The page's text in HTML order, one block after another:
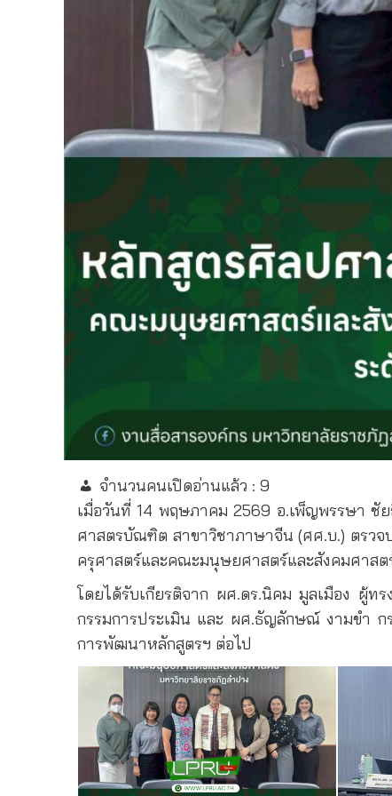
จำนวนคนเปิดอ่านแล้ว : 9
เมื่อวันที่ 14 พฤษภาคม 2569 อ.เพ็ญพรรษา ชั
ศาสตรบัณฑิต สาขาวิชาภาษาจีน (ศศ.บ.) ตรว
ครุศาสตร์และคณะมนุษยศาสตร์และสังคมศาสต
โดยได้รับเกียรติจาก ผศ.ดร.นิคม มูลเมือง ผู้
กรรมการประเมิน และ ผศ.ธัญลักษณ์ งามขำ ก
การพัฒนาหลักสูตรฯ ต่อไป